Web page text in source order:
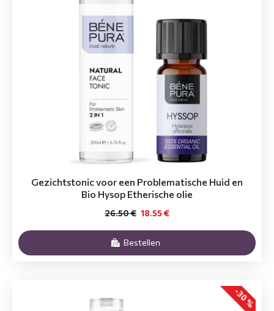
Gezichtstonic voor een Problematische Huid en
Bio Hysop Etherische olie
18.55 €
26.50 €
Bestellen
-30 %